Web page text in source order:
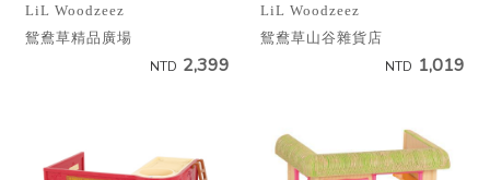
LiL Woodzeez
鴛鴦草精品廣場
NTD 2,399
LiL Woodzeez
鴛鴦草山谷雜貨店
NTD 1,019